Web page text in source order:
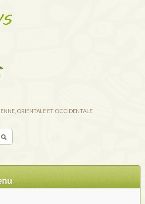
ORIENTALE ET OCCIDENTALE